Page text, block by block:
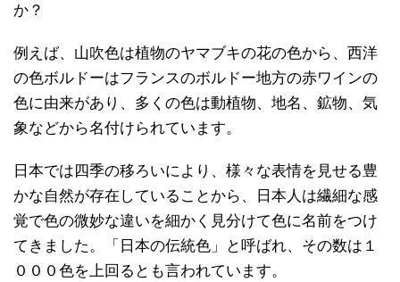
か？
例えば、山吹色は植物のヤマブキの花の色から、西洋
の色ボルドーはフランスのボルドー地方の赤ワインの
色に由来があり、多くの色は動植物、地名、鉱物、気
象などから名付けられています。
日本では四季の移ろいにより、様々な表情を見せる豊
かな自然が存在していることから、日本人は繊細な感
覚で色の微妙な違いを細かく見分けて色に名前をつけ
てきました。「日本の伝統色」と呼ばれ、その数は１
０００色を上回るとも言われています。